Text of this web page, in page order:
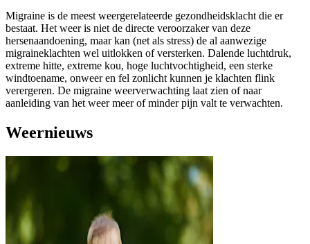
Migraine is de meest weergerelateerde gezondheidsklacht die er
bestaat. Het weer is niet de directe veroorzaker van deze
hersenaandoening, maar kan (net als stress) de al aanwezige
migraineklachten wel uitlokken of versterken. Dalende luchtdruk,
extreme hitte, extreme kou, hoge luchtvochtigheid, een sterke
windtoename, onweer en fel zonlicht kunnen je klachten flink
verergeren. De migraine weerverwachting laat zien of naar
aanleiding van het weer meer of minder pijn valt te verwachten.
Weernieuws